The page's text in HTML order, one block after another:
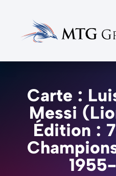
Carte :
Messi
Édition :